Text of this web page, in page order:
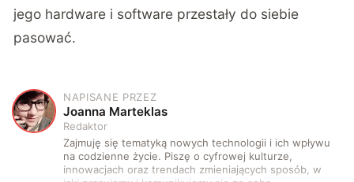
jego hardware i software przestały do siebie
pasować.
J
NAPISANE PRZEZ
Joanna Marteklas
Redaktor
Zajmuję się tematyką nowych technologii i ich wpływu
na codzienne życie. Piszę o cyfrowej kulturze,
innowacjach oraz trendach zmieniających sposób, w